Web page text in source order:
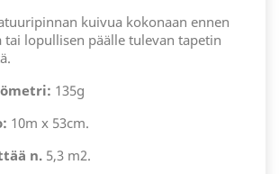
kuivua kokonaan ennen
tai lopullisen päälle tulevan tapetin
135g
10m x 53cm.
n. 5,3 m2.